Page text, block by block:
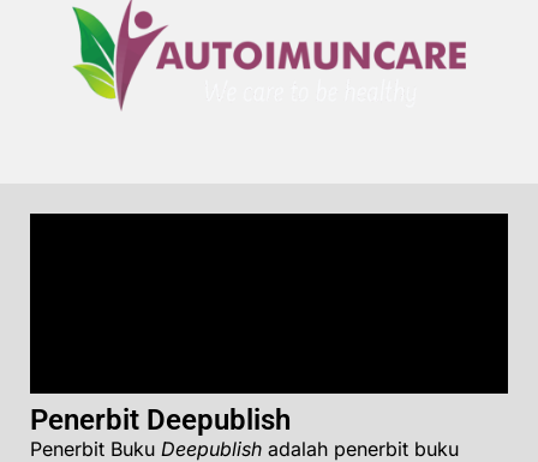
Penerbit Deepublish
Penerbit Buku Deepublish adalah penerbit buku